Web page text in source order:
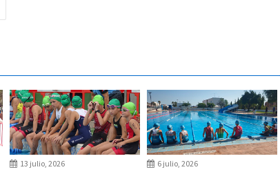
13 julio, 2026 6 julio, 2026